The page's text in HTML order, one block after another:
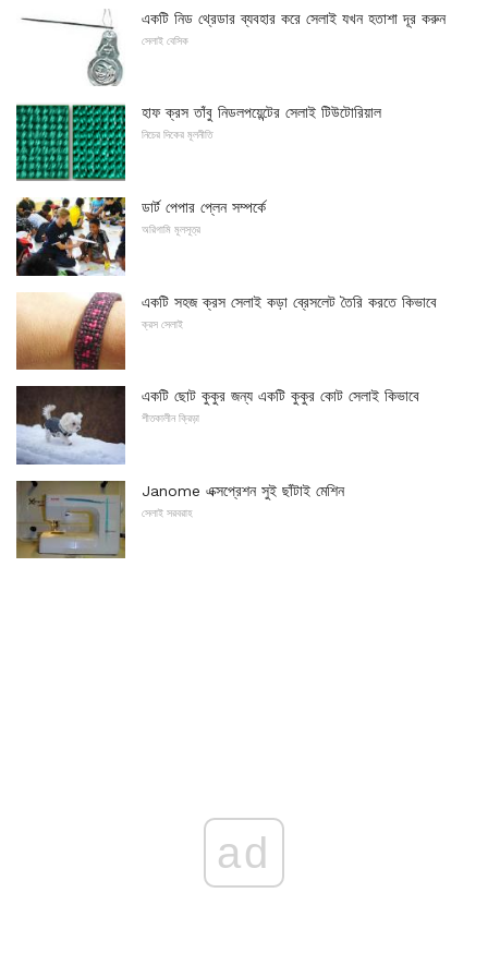
একটি নিড থ্রেডার ব্যবহার করে সেলাই যখন হতাশা দূর করুন
সেলাই বেসিক
হাফ ক্রস তাঁবু নিডলপয়েন্টের সেলাই টিউটোরিয়াল
নিচের দিকের মূলনীতি
ডার্ট পেপার প্লেন সম্পর্কে
অরিগামি মূলসূত্র
একটি সহজ ক্রস সেলাই কড়া ব্রেসলেট তৈরি করতে কিভাবে
ক্রস সেলাই
একটি ছোট কুকুর জন্য একটি কুকুর কোট সেলাই কিভাবে
শীতকালীন ক্রিড়া
Janome এক্সপ্রেশন সুই ছাঁটাই মেশিন
সেলাই সরবরাহ
ad